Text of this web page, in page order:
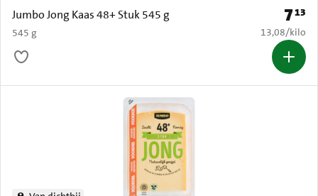
Jumbo Jong Kaas 48+ Stuk 545 g
545 g
Prijs:
713
€ 13,08 per
13,08/kilo